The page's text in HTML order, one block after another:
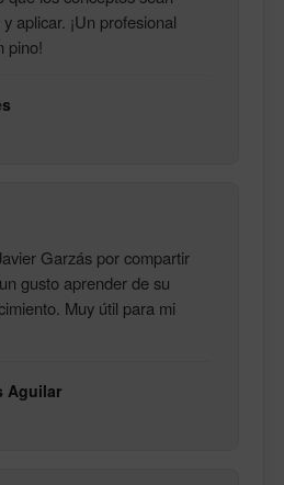
aplicar. ¡Un profesional
pino!
Garzás por compartir
gusto aprender de su
Muy útil para mi
Aguilar